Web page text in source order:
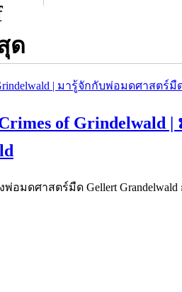
ด
Crimes of
อมดศาสตร์มืด Gellert Grandelwald